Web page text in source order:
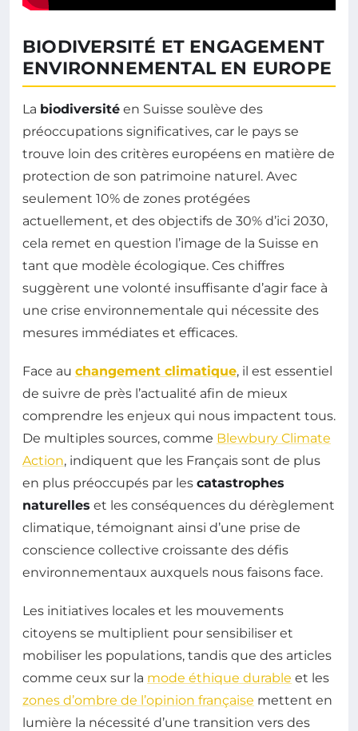
BIODIVERSITÉ ET ENGAGEMENT
ENVIRONNEMENTAL EN EUROPE
La biodiversité en Suisse soulève des
préoccupations significatives, car le pays se
trouve loin des critères européens en matière de
protection de son patrimoine naturel. Avec
seulement 10% de zones protégées
actuellement, et des objectifs de 30% d’ici 2030,
cela remet en question l’image de la Suisse en
tant que modèle écologique. Ces chiffres
suggèrent une volonté insuffisante d’agir face à
une crise environnementale qui nécessite des
mesures immédiates et efficaces.
Face au changement climatique, il est essentiel
de suivre de près l’actualité afin de mieux
comprendre les enjeux qui nous impactent tous.
De multiples sources, comme Blewbury Climate
Action, indiquent que les Français sont de plus
en plus préoccupés par les catastrophes
naturelles et les conséquences du dérèglement
climatique, témoignant ainsi d’une prise de
conscience collective croissante des défis
environnementaux auxquels nous faisons face.
Les initiatives locales et les mouvements
citoyens se multiplient pour sensibiliser et
mobiliser les populations, tandis que des articles
comme ceux sur la mode éthique durable et les
zones d’ombre de l’opinion française mettent en
lumière la nécessité d’une transition vers des